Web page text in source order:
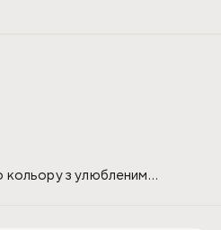
кольору з улюбленим